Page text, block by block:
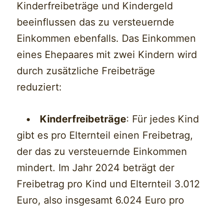
Kinderfreibeträge und Kindergeld
beeinflussen das zu versteuernde
Einkommen ebenfalls. Das Einkommen
eines Ehepaares mit zwei Kindern wird
durch zusätzliche Freibeträge
reduziert:
• Kinderfreibeträge: Für jedes Kind
gibt es pro Elternteil einen Freibetrag,
der das zu versteuernde Einkommen
mindert. Im Jahr 2024 beträgt der
Freibetrag pro Kind und Elternteil 3.012
Euro, also insgesamt 6.024 Euro pro